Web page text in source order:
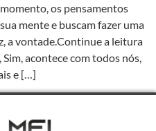
os pensamentos
mente e buscam fazer uma
a vontade.Continue a leitura
Sim, acontece com todos nós,
e […]